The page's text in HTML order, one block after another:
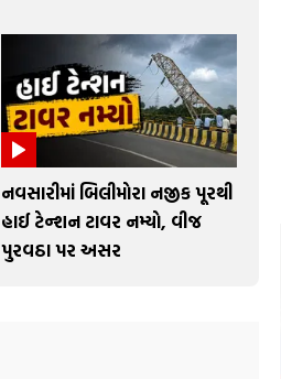
નવસારીમાં બિલીમોરા નજીક પૂરથી
હાઈ ટેન્શન ટાવર નમ્યો, વીજ
પુરવઠા પર અસર